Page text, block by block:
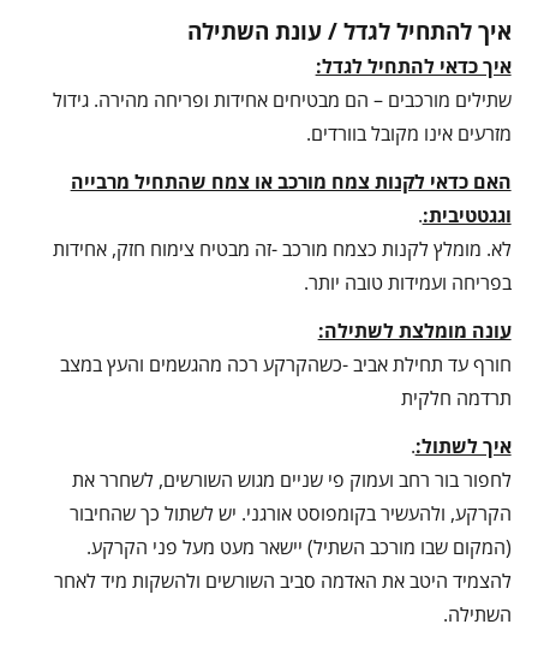
איך להתחיל לגדל / עונת השתילה
איך כדאי להתחיל לגדל:
שתילים מורכבים – הם מבטיחים אחידות ופריחה מהירה. גידול
מזרעים אינו מקובל בוורדים.
האם כדאי לקנות צמח מורכב או צמח שהתחיל מרבייה
וגגטטיבית:.
לא. מומלץ לקנות כצמח מורכב -זה מבטיח צימוח חזק, אחידות
בפריחה ועמידות טובה יותר.
עונה מומלצת לשתילה:
חורף עד תחילת אביב -כשהקרקע רכה מהגשמים והעץ במצב
תרדמה חלקית
איך לשתול:.
לחפור בור רחב ועמוק פי שניים מגוש השורשים, לשחרר את
הקרקע, ולהעשיר בקומפוסט אורגני. יש לשתול כך שהחיבור
(המקום שבו מורכב השתיל) יישאר מעט מעל פני הקרקע.
להצמיד היטב את האדמה סביב השורשים ולהשקות מיד לאחר
השתילה.